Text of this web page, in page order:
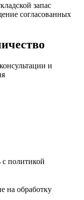
запас
согласованных
и
политикой
на обработку